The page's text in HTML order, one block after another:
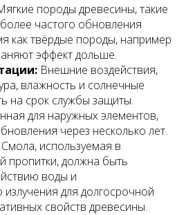
породы древесины, такие
частого обновления
как твёрдые породы, например
эффект дольше.
Внешние воздействия,
влажность и солнечные
на срок службы защиты.
для наружных элементов,
через несколько лет.
Смола, используемая в
пропитки, должна быть
воды и
для долгосрочной
свойств древесины.